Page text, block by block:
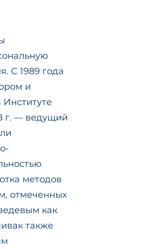
С 1989 года
и
г. — ведущий
методов
отмеченных
как
также